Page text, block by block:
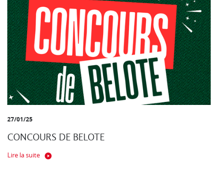
27/01/25
CONCOURS DE BELOTE
Lire la suite